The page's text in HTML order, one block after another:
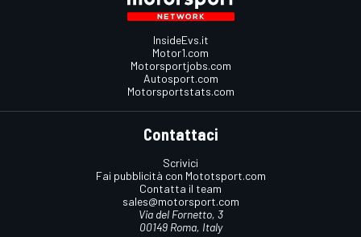
InsideEvs.it
Motor1.com
Motorsportjobs.com
Autosport.com
Motorsportstats.com
Contattaci
Scrivici
Fai pubblicità con Mototsport.com
Contatta il team
sales@motorsport.com
Via del Fornetto, 3
00149 Roma, Italy